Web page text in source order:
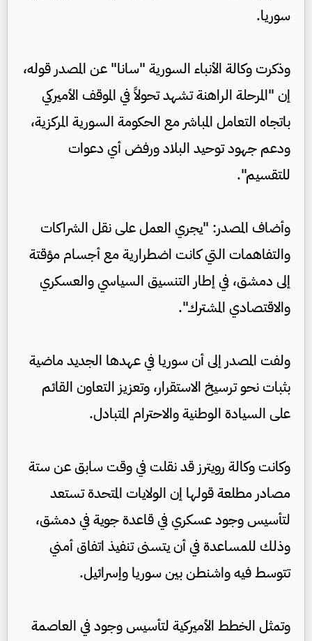
سوريا.
وذكرت وكالة الأنباء السورية "سانا" عن المصدر قوله،
إن "المرحلة الراهنة تشهد تحولاً في الموقف الأميركي
باتجاه التعامل المباشر مع الحكومة السورية المركزية،
ودعم جهود توحيد البلاد ورفض أي دعوات
للتقسيم".
وأضاف المصدر: "يجري العمل على نقل الشراكات
والتفاهمات التي كانت اضطرارية مع أجسام مؤقتة
إلى دمشق، في إطار التنسيق السياسي والعسكري
والاقتصادي المشترك".
ولفت المصدر إلى أن سوريا في عهدها الجديد ماضية
بثبات نحو ترسيخ الاستقرار، وتعزيز التعاون القائم
على السيادة الوطنية والاحترام المتبادل.
وكانت وكالة رويترز قد نقلت في وقت سابق عن ستة
مصادر مطلعة قولها إن الولايات المتحدة تستعد
لتأسيس وجود عسكري في قاعدة جوية في دمشق،
وذلك للمساعدة في أن يتسنى تنفيذ اتفاق أمني
تتوسط فيه واشنطن بين سوريا وإسرائيل.
وتمثل الخطط الأميركية لتأسيس وجود في العاصمة